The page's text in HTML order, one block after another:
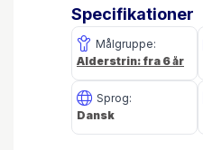
Specifikationer
Målgruppe:
Alderstrin: fra 6 år
Sprog:
Dansk